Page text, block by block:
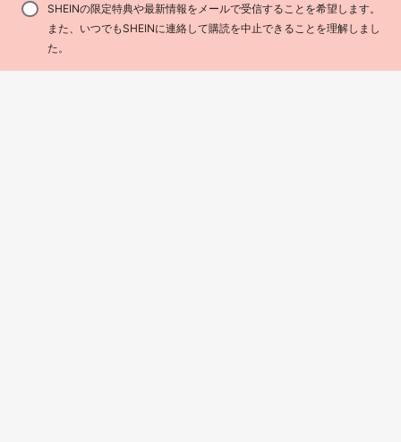
SHEINの限定特典や最新情報をメールで受信することを希望します。
また、いつでもSHEINに連絡して購読を中止できることを理解しまし
た。